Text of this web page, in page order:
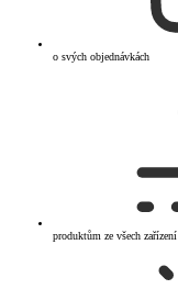
o svých objednávkách
produktům ze všech zařízení